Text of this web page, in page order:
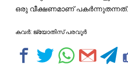
ഒരു വീക്ഷണമാണ് പകർന്നുതന്നത്.
കവര്‍: ജ്യോതിസ് പരവൂര്‍